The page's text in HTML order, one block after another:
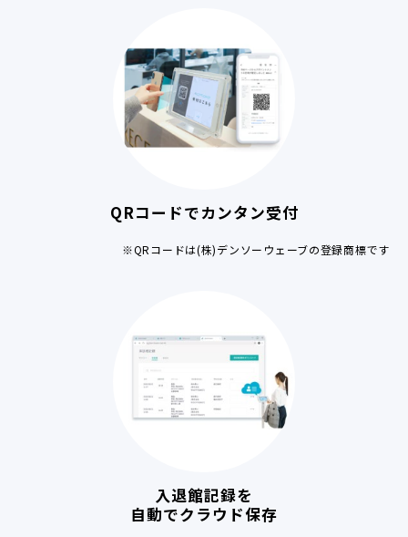
QRコードでカンタン受付
※QRコードは(株)デンソーウェーブの登録商標です
入退館記録を
自動でクラウド保存